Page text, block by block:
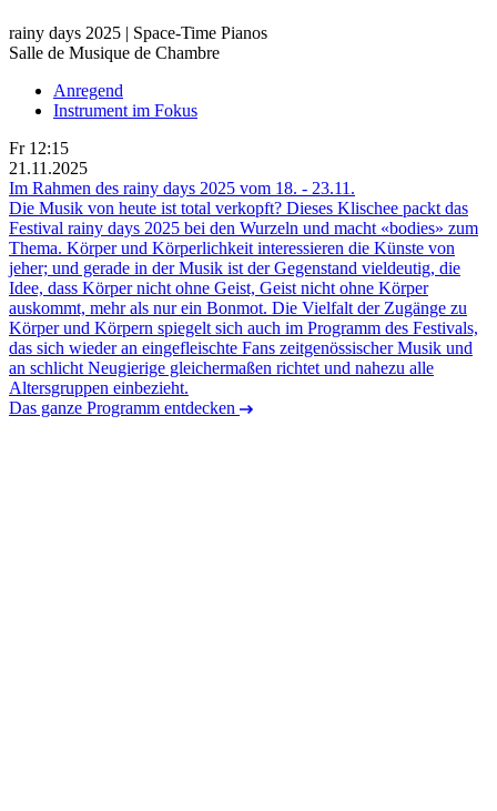
rainy days 2025 | Space-Time Pianos
Salle de Musique de Chambre
Anregend
Instrument im Fokus
Fr 12:15
21.11.2025
Im Rahmen des rainy days 2025 vom 18. - 23.11.
Die Musik von heute ist total verkopft? Dieses Klischee packt das
Festival rainy days 2025 bei den Wurzeln und macht «bodies» zum
Thema. Körper und Körperlichkeit interessieren die Künste von
jeher; und gerade in der Musik ist der Gegenstand vieldeutig, die
Idee, dass Körper nicht ohne Geist, Geist nicht ohne Körper
auskommt, mehr als nur ein Bonmot. Die Vielfalt der Zugänge zu
Körper und Körpern spiegelt sich auch im Programm des Festivals,
das sich wieder an eingefleischte Fans zeitgenössischer Musik und
an schlicht Neugierige gleichermaßen richtet und nahezu alle
Altersgruppen einbezieht.
Das ganze Programm entdecken